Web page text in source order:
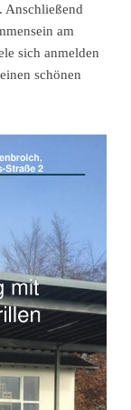
Anschließend
am
sich anmelden
schönen